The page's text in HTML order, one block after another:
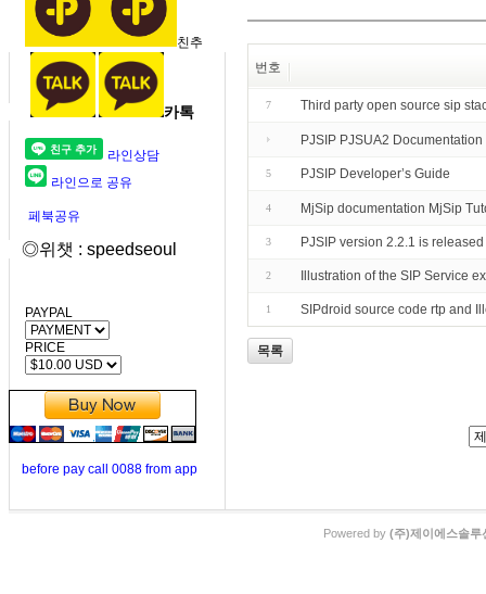
친추
카톡
라인상담
라인으로 공유
페북공유
◎위챗 : speedseoul
PAYPAL
PRICE
before pay call 0088 from app
번호
7 Third party open source sip
PJSIP PJSUA2 Documentation
5 PJSIP Developer’s Guide
4 MjSip documentation MjSip
3 PJSIP version 2.2.1 is released
2 Illustration of the SIP Service
1 SIPdroid source code rtp and
목록
Powered by (주)제이에스솔루